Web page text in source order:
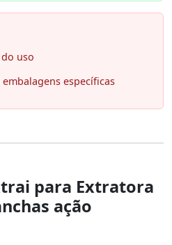
uso
específicas
para Extratora
ação